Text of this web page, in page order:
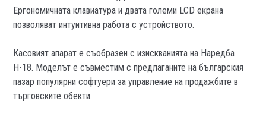
Ергономичната клавиатура и двата големи LCD екрана
позволяват интуитивна работа с устройството.
Касовият апарат е съобразен с изискванията на Наредба
Н-18. Моделът е съвместим с предлаганите на българския
пазар популярни софтуери за управление на продажбите в
търговските обекти.